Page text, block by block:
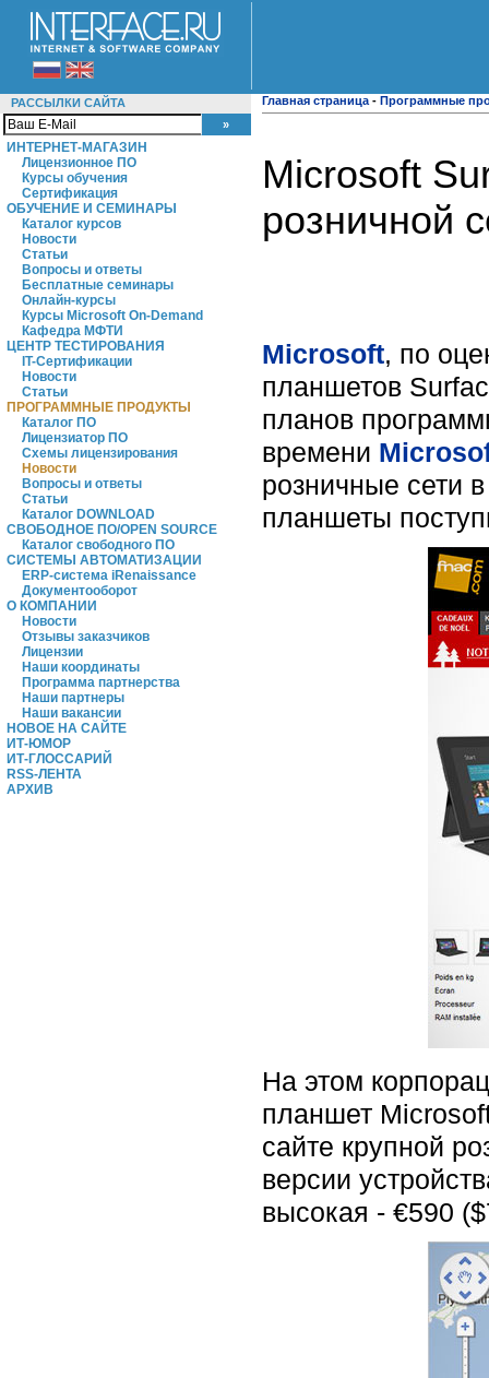
РАССЫЛКИ САЙТА
ИНТЕРНЕТ-МАГАЗИН
Лицензионное ПО
Курсы обучения
Сертификация
ОБУЧЕНИЕ И СЕМИНАРЫ
Каталог курсов
Новости
Статьи
Вопросы и ответы
Бесплатные семинары
Онлайн-курсы
Курсы Microsoft On-Demand
Кафедра МФТИ
ЦЕНТР ТЕСТИРОВАНИЯ
IT-Сертификации
Новости
Статьи
ПРОГРАММНЫЕ ПРОДУКТЫ
Каталог ПО
Лицензиатор ПО
Схемы лицензирования
Новости
Вопросы и ответы
Статьи
Каталог DOWNLOAD
СВОБОДНОЕ ПО/OPEN SOURCE
Каталог свободного ПО
СИСТЕМЫ АВТОМАТИЗАЦИИ
ERP-система iRenaissance
Документооборот
О КОМПАНИИ
Новости
Отзывы заказчиков
Лицензии
Наши координаты
Программа партнерства
Наши партнеры
Наши вакансии
НОВОЕ НА САЙТЕ
ИТ-ЮМОР
ИТ-ГЛОССАРИЙ
RSS-ЛЕНТА
АРХИВ
Главная страница - Программные
Microsoft
розничной
Microsoft, по
планшетов
планов
времени
розничные сети
планшеты
На этом
планшет
сайте крупной
версии
высокая - €590